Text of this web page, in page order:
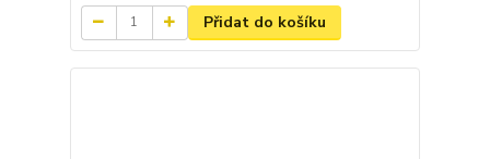
Přidat do košíku